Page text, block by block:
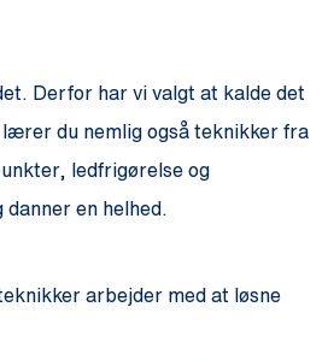
Derfor har vi valgt at kalde det
du nemlig også teknikker fra
ledfrigørelse og
en helhed.
teknikker arbejder med at løsne